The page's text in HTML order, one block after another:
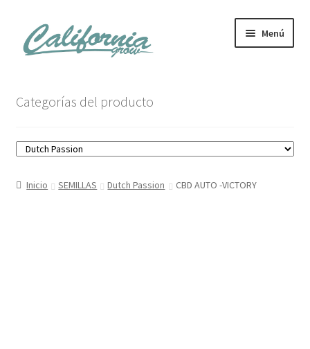
al
contenido
Menú
Carrito
Mi cuenta
Categorías del producto
Inicio SEMILLAS Dutch Passion CBD AUTO -VICTORY